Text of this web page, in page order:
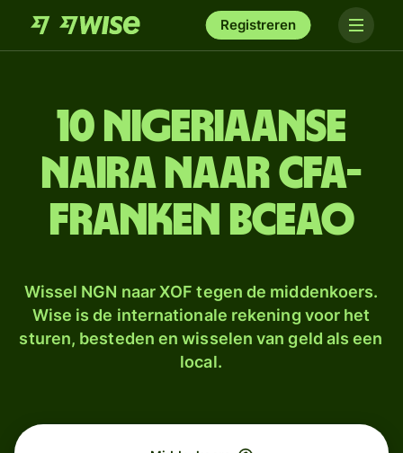
Registreren
10 Nigeriaanse
naira naar CFA-
franken BCEAO
Wissel NGN naar XOF tegen de middenkoers.
Wise is de internationale rekening voor het
sturen, besteden en wisselen van geld als een
local.